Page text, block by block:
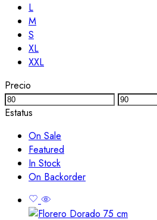
L
M
S
XL
XXL
Precio
Estatus
On Sale
Featured
In Stock
On Backorder